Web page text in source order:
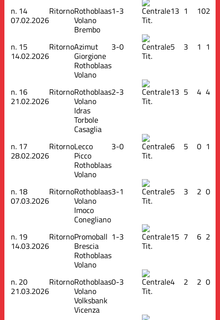
n. 14
07.02.2026
RitornoRothoblaas
Volano
Brembo
1-3
Tit.
13 1 102
n. 15
14.02.2026
RitornoAzimut
Giorgione
Rothoblaas
Volano
3-0
Tit.
5 3 1 1
n. 16
21.02.2026
RitornoRothoblaas
Volano
Idras
Torbole
Casaglia
2-3
Tit.
13 5 4 4
n. 17
28.02.2026
RitornoLecco
Picco
Rothoblaas
Volano
3-0
Tit.
6 5 0 1
n. 18
07.03.2026
RitornoRothoblaas
Volano
Imoco
Conegliano
3-1
Tit.
5 3 2 0
n. 19
14.03.2026
RitornoPromoball
Brescia
Rothoblaas
Volano
1-3
Tit.
15 7 6 2
n. 20
21.03.2026
RitornoRothoblaas
Volano
Volksbank
Vicenza
0-3
Tit.
4 2 2 0